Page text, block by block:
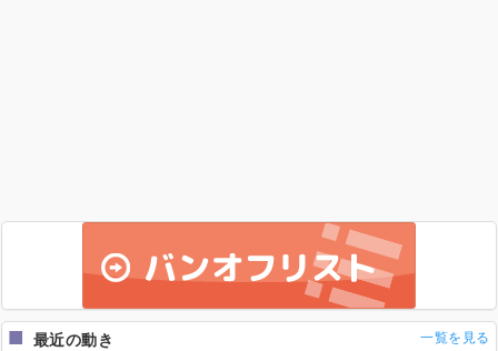
最近の動き 一覧を見る